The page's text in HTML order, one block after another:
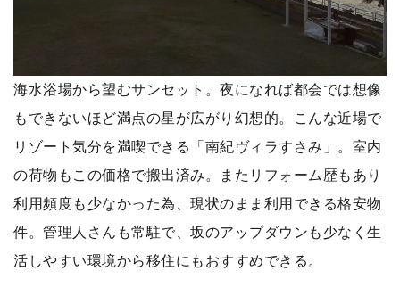
海水浴場から望むサンセット。夜になれば都会では想像
もできないほど満点の星が広がり幻想的。こんな近場で
リゾート気分を満喫できる「南紀ヴィラすさみ」。室内
の荷物もこの価格で搬出済み。またリフォーム歴もあり
利用頻度も少なかった為、現状のまま利用できる格安物
件。管理人さんも常駐で、坂のアップダウンも少なく生
活しやすい環境から移住にもおすすめできる。